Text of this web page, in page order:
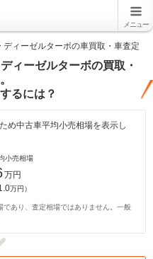
メニュー
ディーゼルターボの車買取・車査定
ィーゼルターボの買取・
るには？
め中古車平均小売相場を表示し
小売相場
万円
万円）
あり、査定相場ではありません。一般